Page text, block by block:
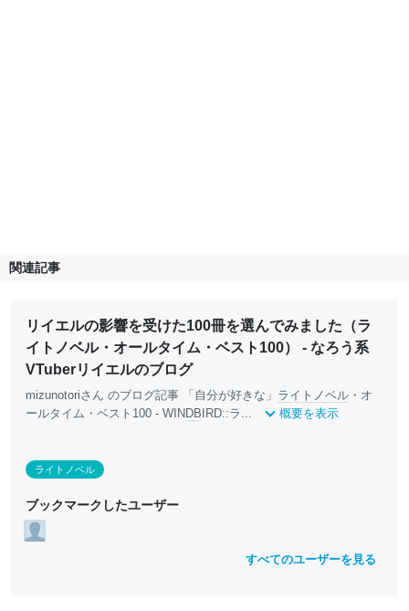
関連記事
リイエルの影響を受けた100冊を選んでみました（ラ
イトノベル・オールタイム・ベスト100） - なろう系
VTuberリイエルのブログ
mizunotoriさん のブログ記事 「自分が好きな」 ライトノベル ・オ
ールタイム・ベスト100 - WIN DB IRD::ラ... 概要を表示
ライトノベル
ブックマークしたユーザー
すべてのユーザーを見る